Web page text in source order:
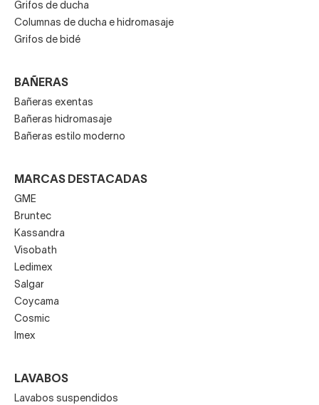
Grifos de ducha
Columnas de ducha e hidromasaje
Grifos de bidé
BAÑERAS
Bañeras exentas
Bañeras hidromasaje
Bañeras estilo moderno
MARCAS DESTACADAS
GME
Bruntec
Kassandra
Visobath
Ledimex
Salgar
Coycama
Cosmic
Imex
LAVABOS
Lavabos suspendidos